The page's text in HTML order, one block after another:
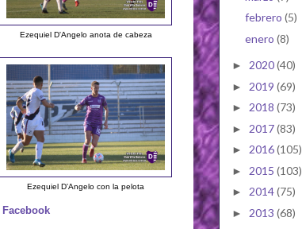
Ezequiel D'Angelo anota de cabeza
Ezequiel D'Angelo con la pelota
Facebook
febrero (5)
enero (8)
► 2020(40)
► 2019 (69)
► 2018 (73)
► 2017(83)
► 2016(105)
► 2015 (103)
► 2014(75)
► 2013 (68)